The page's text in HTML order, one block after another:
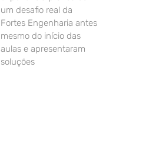
um desafio real da
Fortes Engenharia antes
mesmo do início das
aulas e apresentaram
soluções